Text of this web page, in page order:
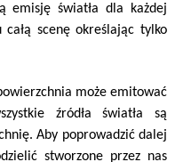
emisję światła dla każdej
scenę określając tylko
może emitować
źródła światła są
Aby poprowadzić dalej
stworzone przez nas